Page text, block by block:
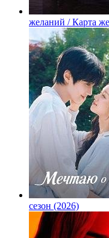
желаний / Карта
сезон (2026)